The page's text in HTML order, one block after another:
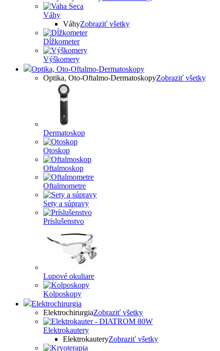
Váhy
VáhyZobraziť všetky
Dĺžkometer
Výškomery
Optika, Oto-Oftalmo-Dermatoskopy
Optika, Oto-Oftalmo-DermatoskopyZobraziť všetky
Dermatoskop
Otoskop
Oftalmoskop
Oftalmometre
Sety a súpravy
Príslušenstvo
Lupové okuliare
Kolposkopy
Elektrochirurgia
ElektrochirurgiaZobraziť všetky
Elektrokautery
ElektrokauteryZobraziť všetky